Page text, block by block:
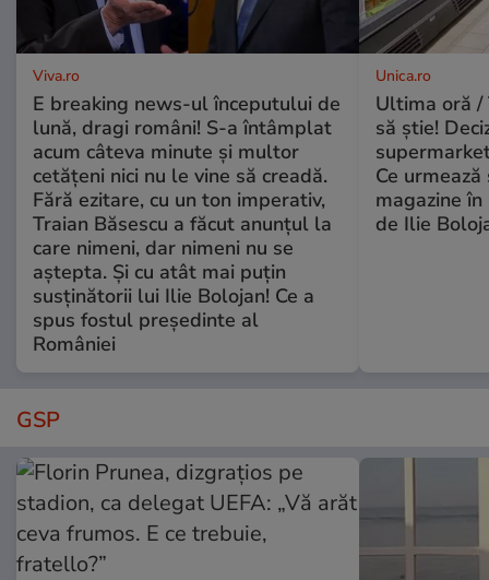
Viva.ro
E breaking news-ul începutului de
lună, dragi români! S-a întâmplat
acum câteva minute și multor
cetățeni nici nu le vine să creadă.
Fără ezitare, cu un ton imperativ,
Traian Băsescu a făcut anunțul la
care nimeni, dar nimeni nu se
aștepta. Și cu atât mai puțin
susținătorii lui Ilie Bolojan! Ce a
spus fostul președinte al
României
Unica.ro
Ultima oră /
să știe!
Ce
magazine
de Ilie
GSP